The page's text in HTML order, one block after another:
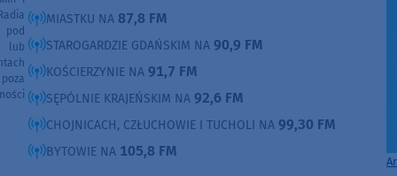
MIASTKU NA 87,8 FM
STAROGARDZIE GDAŃSKIM NA 90,9 FM
KOŚCIERZYNIE NA 91,7 FM
SĘPÓLNIE KRAJEŃSKIM NA 92,6 FM
CHOJNICACH, CZŁUCHOWIE I TUCHOLI NA 99,30 FM
BYTOWIE NA 105,8 FM
lub